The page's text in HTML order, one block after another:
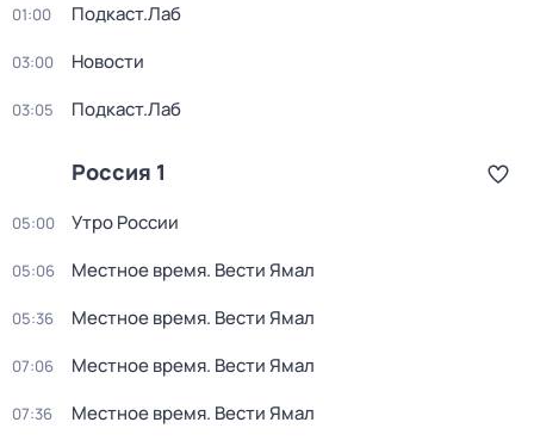
01:00 Подкаст.Лаб
03:00 Новости
03:05 Подкаст.Лаб
Россия 1
05:00 Утро России
05:06 Местное время. Вести Ямал
05:36 Местное время. Вести Ямал
07:06 Местное время. Вести Ямал
07:36 Местное время. Вести Ямал